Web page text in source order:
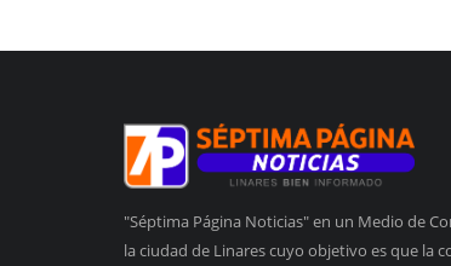
"Séptima Página Noticias" en un Medio de
la ciudad de Linares cuyo objetivo es que la